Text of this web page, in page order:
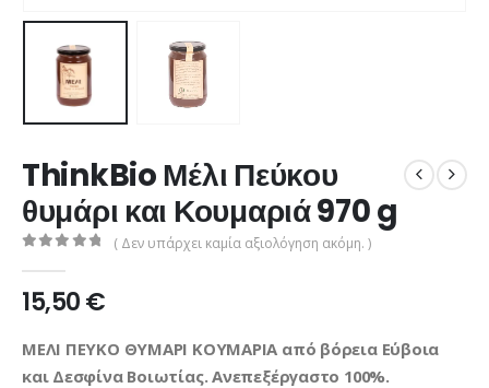
ThinkBio Μέλι Πεύκου
θυμάρι και Κουμαριά 970 g
( Δεν υπάρχει καμία αξιολόγηση ακόμη. )
15,50€
ΜΕΛΙ ΠΕΥΚΟ ΘΥΜΑΡΙ ΚΟΥΜΑΡΙΑ από βόρεια Εύβοια
και Δεσφίνα Βοιωτίας.Ανεπεξέργαστο 100%.